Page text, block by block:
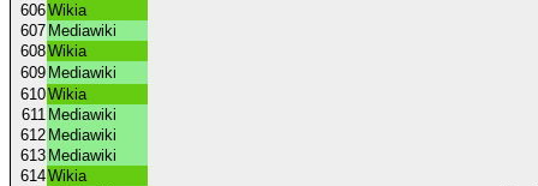
606Wikia
607 Mediawiki
608Wikia
609 Mediawiki
610Wikia
611 Mediawiki
612 Mediawiki
613 Mediawiki
614Wikia